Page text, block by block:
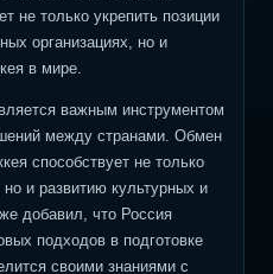
не только укрепить позиции
организациях, но и
в мире.
важным инструментом
между странами. Обмен
способствует не только
и развитию культурных и
добавил, что Россия
подходов в подготовке
своими знаниями с